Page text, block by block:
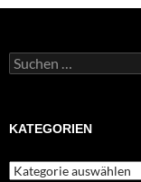
Suchen
nach:
KATEGORIEN
Kategorien